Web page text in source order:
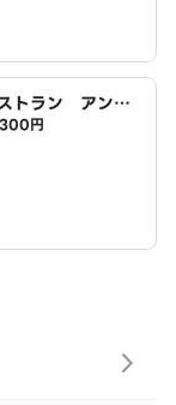
トラン アンド
300円